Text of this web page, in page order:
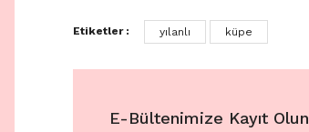
Etiketler : yılanlı küpe
E-Bültenimize Kayıt Olun